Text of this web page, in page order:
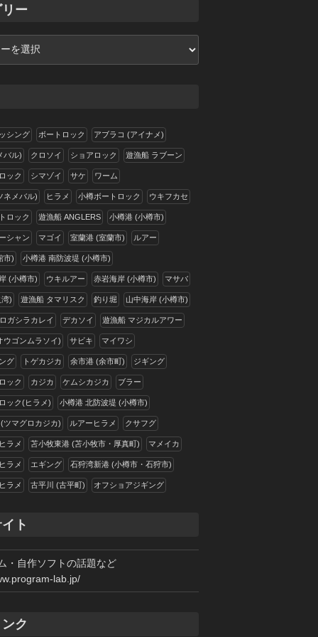
ー
シング ボートロック アブラコ (アイナメ)
バル) クロソイ ショアロック 遊漁船 ラブーン
ック シマゾイ サケ ワーム
ネメバル) ヒラメ 小樽ボートロック ウキフカセ
ロック 遊漁船 ANGLERS 小樽港 (小樽市)
シャン マゴイ 室蘭港 (室蘭市) ルアー
市) 小樽港 南防波堤 (小樽市)
(小樽市) ウキルアー 赤岩海岸 (小樽市) マサバ
) 遊漁船 タマリスク 釣り堀 山中海岸 (小樽市)
ガシラカレイ デカソイ 遊漁船 マジカルアワー
ウゴンムラソイ) サビキ マイワシ
グ トゲカジカ 余市港 (余市町) ジギング
ック カジカ ケムシカジカ ブラー
ック(ヒラメ) 小樽港 北防波堤 (小樽市)
ツマグロカジカ) ルアーヒラメ クサフグ
ラメ 苫小牧東港 (苫小牧市・厚真町) マメイカ
ラメ エギング 石狩湾新港 (小樽市・石狩市)
ラメ 古平川 (古平町) オフショアジギング
ト
・自作ソフトの話題など
lab.jp/
ク